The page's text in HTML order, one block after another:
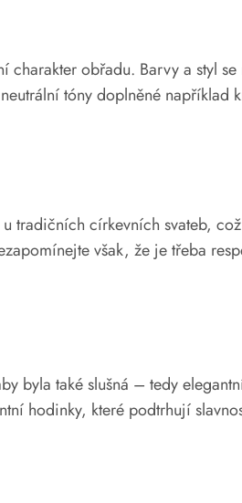
charakter obřadu. Barvy a styl
tóny doplněné například
tradičních církevních svateb,
však, že je třeba
byla také slušná – tedy
hodinky, které podtrhují